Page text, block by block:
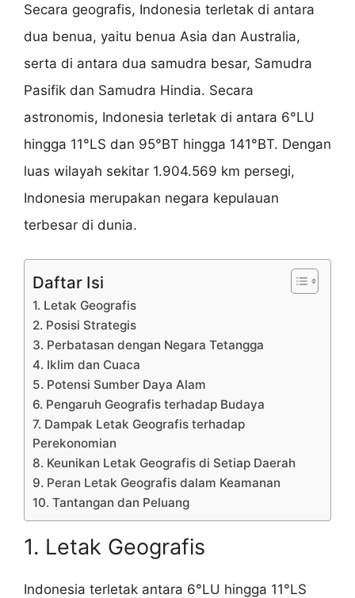
Secara geografis, Indonesia terletak di antara
dua benua, yaitu benua Asia dan Australia,
serta di antara dua samudra besar, Samudra
Pasifik dan Samudra Hindia. Secara
astronomis, Indonesia terletak di antara 6°LU
hingga 11°LS dan 95°BT hingga 141°BT. Dengan
luas wilayah sekitar 1.904.569 km persegi,
Indonesia merupakan negara kepulauan
terbesar di dunia.
Daftar Isi
1. Letak Geografis
2. Posisi Strategis
3. Perbatasan dengan Negara Tetangga
4. Iklim dan Cuaca
5. Potensi Sumber Daya Alam
6. Pengaruh Geografis terhadap Budaya
7. Dampak Letak Geografis terhadap
Perekonomian
8. Keunikan Letak Geografis di Setiap Daerah
9. Peran Letak Geografis dalam Keamanan
10. Tantangan dan Peluang
1. Letak Geografis
Indonesia terletak antara 6°LU hingga 11°LS